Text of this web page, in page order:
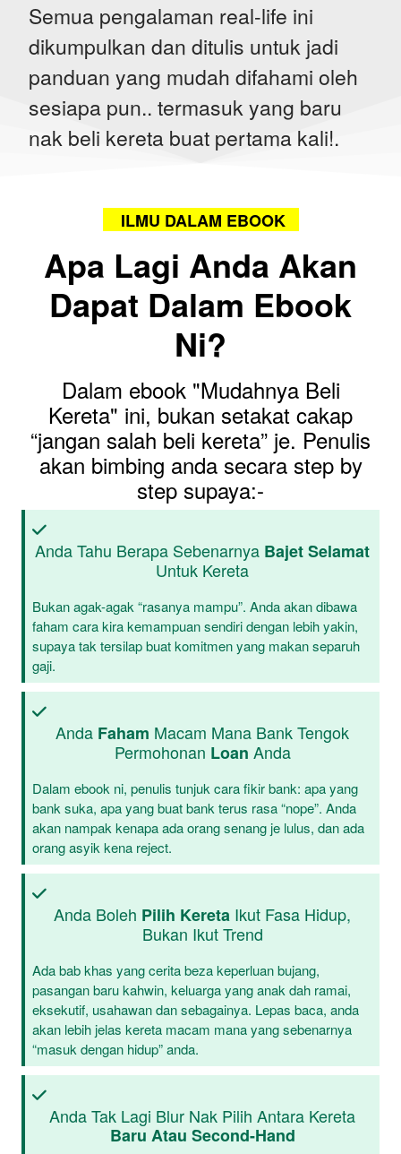
Semua pengalaman real-life ini
dikumpulkan dan ditulis untuk jadi
panduan yang mudah difahami oleh
sesiapa pun.. termasuk yang baru
nak beli kereta buat pertama kali!.
ILMU DALAM EBOOK
Apa Lagi Anda Akan
Dapat Dalam Ebook
Ni?
Dalam ebook "Mudahnya Beli
Kereta" ini, bukan setakat cakap
“jangan salah beli kereta” je. Penulis
akan bimbing anda secara step by
step supaya:-
Anda Tahu Berapa Sebenarnya Bajet Selamat
Untuk Kereta
Bukan agak-agak “rasanya mampu”. Anda akan dibawa
faham cara kira kemampuan sendiri dengan lebih yakin,
supaya tak tersilap buat komitmen yang makan separuh
gaji.
Anda Faham Macam Mana Bank Tengok
Permohonan Loan Anda
Dalam ebook ni, penulis tunjuk cara fikir bank: apa yang
bank suka, apa yang buat bank terus rasa “nope”. Anda
akan nampak kenapa ada orang senang je lulus, dan ada
orang asyik kena reject.
Anda Boleh Pilih Kereta Ikut Fasa Hidup,
Bukan Ikut Trend
Ada bab khas yang cerita beza keperluan bujang,
pasangan baru kahwin, keluarga yang anak dah ramai,
eksekutif, usahawan dan sebagainya. Lepas baca, anda
akan lebih jelas kereta macam mana yang sebenarnya
“masuk dengan hidup” anda.
Anda Tak Lagi Blur Nak Pilih Antara Kereta
Baru Atau Second-Hand